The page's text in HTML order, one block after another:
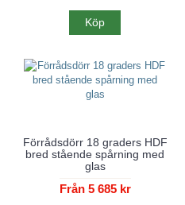
Köp
Förrådsdörr 18 graders HDF
bred stående spårning med
glas
Från 5 685 kr